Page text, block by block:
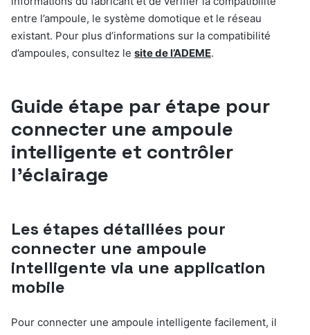
entre l’ampoule, le système domotique et le réseau
existant. Pour plus d’informations sur la compatibilité
d’ampoules, consultez le site de l’ADEME.
Guide étape par étape pour
connecter une ampoule
intelligente et contrôler
l’éclairage
Les étapes détaillées pour
connecter une ampoule
intelligente via une application
mobile
Pour connecter une ampoule intelligente facilement, il